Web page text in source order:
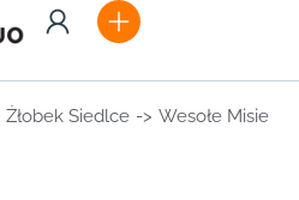
Żłobek Siedlce -> Wesołe Misie